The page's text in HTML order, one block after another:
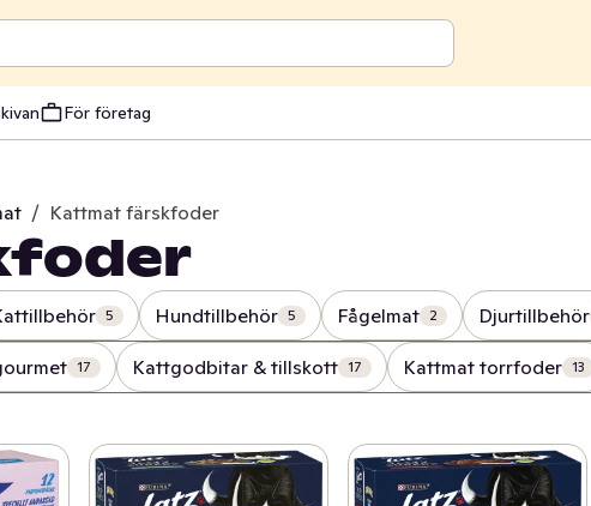
För företag
/ Kattmat färskfoder
5 Hundtillbehör 5 Fågelmat 2 Djurtillbehör
17 Kattgodbitar & tillskott 17 Kattmat torrfoder 13